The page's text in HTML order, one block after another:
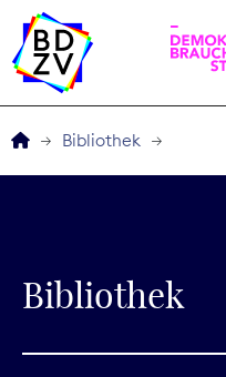
Service
Bibliothek
Bibliothek